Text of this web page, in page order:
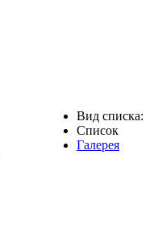
Вид списка:
Список
Галерея